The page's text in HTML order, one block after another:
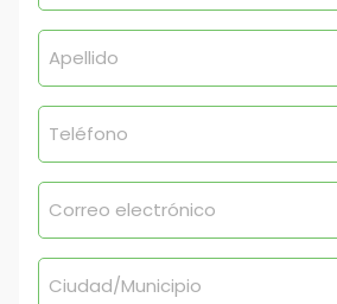
Apellido
(Obligatorio)
Teléfono
(Obligatorio)
Correo
electrónico
(Obligatorio)
Ciudad/Municipio
(Obligatorio)